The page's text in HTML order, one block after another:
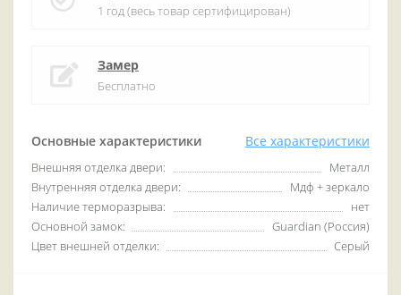
Основные характеристики Все характеристики
Внешняя отделка двери:
Металл
Внутренняя отделка двери:
Мдф + зеркало
Наличие терморазрыва:
нет
Основной замок:
Guardian (Россия)
Цвет внешней отделки:
Серый
1 год (весь товар сертифицирован)
Замер
Бесплатно